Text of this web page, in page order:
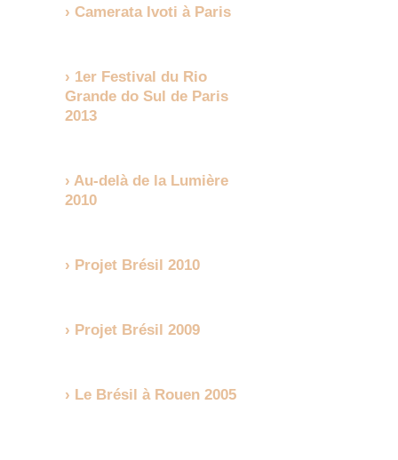
Camerata Ivoti à Paris
1er Festival du Rio
Grande do Sul de Paris
2013
Au-delà de la Lumière
2010
Projet Brésil 2010
Projet Brésil 2009
Le Brésil à Rouen 2005